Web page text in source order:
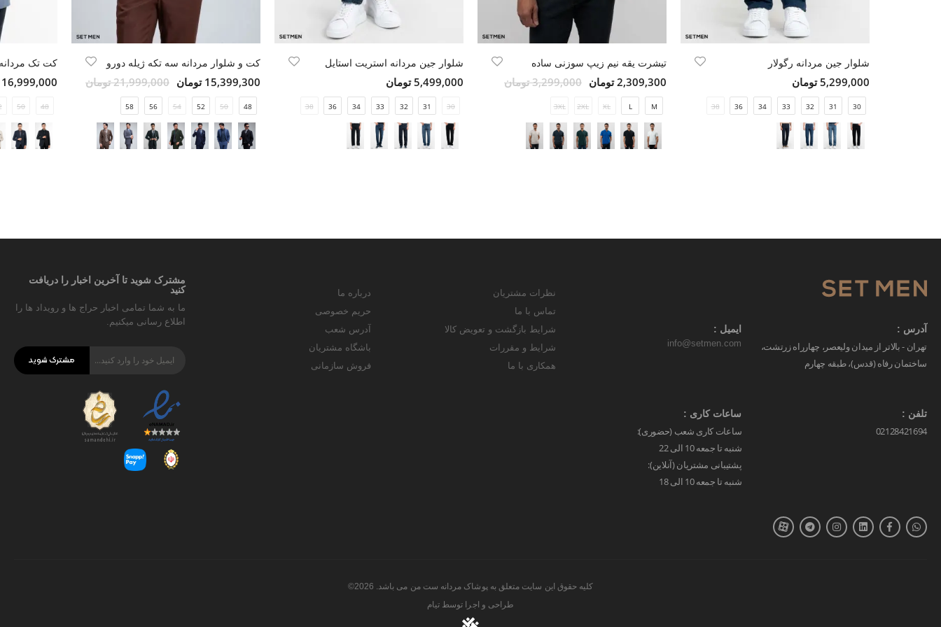
شلوار جین مردانه رگولار
5,299,000 تومان
30
31
32
33
34
36
38
تیشرت یقه نیم زیپ سوزنی ساده
2,309,300 تومان 3,299,000 تومان
M
L
XL
2XL
3XL
شلوار جین مردانه استریت استایل
5,499,000 تومان
30
31
32
33
34
36
38
کت و شلوار مردانه سه تکه ژیله دورو
15,399,300 تومان 21,999,000 تومان
48
50
52
54
56
58
کت تک
16,999,000 تومان
48
50
آدرس :
تهران - بالاتر از میدان ولیعصر، چهارراه زرتشت،
ساختمان رفاه (قدس)، طبقه چهارم
ایمیل :
info@setmen.com
تلفن :
02128421694
ساعات کاری :
ساعات کاری شعب (حضوری):
شنبه تا جمعه 10 الی 22
پشتیبانی مشتریان (آنلاین):
شنبه تا جمعه 10 الی 18
نظرات مشتریان
تماس با ما
شرایط بازگشت و تعویض کالا
شرایط و مقررات
همکاری با ما
درباره ما
حریم خصوصی
آدرس شعب
باشگاه مشتریان
فروش سازمانی
مشترک شوید تا آخرین اخبار را دریافت
کنید
ما به شما تمامی اخبار حراج ها و رویداد ها را
اطلاع رسانی میکنیم.
مشترک شوید
کلیه حقوق این سایت متعلق به پوشاک مردانه ست من می باشد. 2026©
طراحی و اجرا توسط تیام